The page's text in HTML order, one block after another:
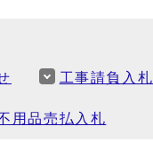
工事請負入札
用品売払入札